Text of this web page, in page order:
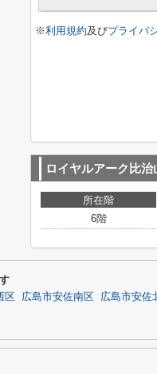
※利用規約及びプライバ
ロイヤルアーク比治
所在階
6階
区 広島市安佐南区 広島市安佐